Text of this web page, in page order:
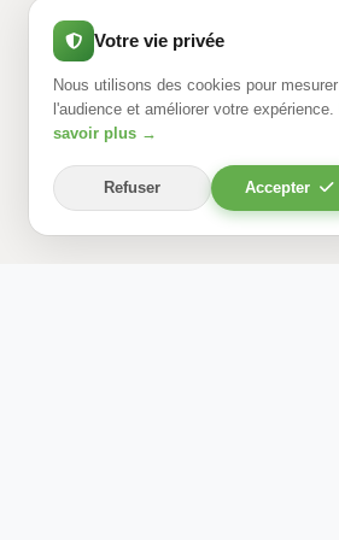
Votre vie privée
Nous utilisons des cookies pour mesurer
l'audience et améliorer votre expérience.
savoir plus →
Refuser Accepter